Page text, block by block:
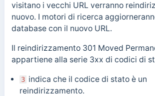
visitano i vecchi URL verranno
nuovo. I motori di ricerca
database con il nuovo URL.
Il reindirizzamento 301 Moved
appartiene alla serie 3xx di codici di
3 indica che il codice di stato è un
reindirizzamento.